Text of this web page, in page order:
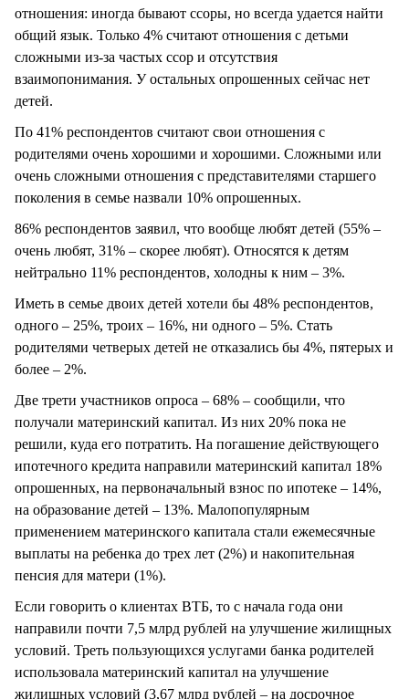
отношения: иногда бывают ссоры, но всегда удается найти
общий язык. Только 4% считают отношения с детьми
сложными из-за частых ссор и отсутствия
взаимопонимания. У остальных опрошенных сейчас нет
детей.
По 41% респондентов считают свои отношения с
родителями очень хорошими и хорошими. Сложными или
очень сложными отношения с представителями старшего
поколения в семье назвали 10% опрошенных.
86% респондентов заявил, что вообще любят детей (55% –
очень любят, 31% – скорее любят). Относятся к детям
нейтрально 11% респондентов, холодны к ним – 3%.
Иметь в семье двоих детей хотели бы 48% респондентов,
одного – 25%, троих – 16%, ни одного – 5%. Стать
родителями четверых детей не отказались бы 4%, пятерых и
более – 2%.
Две трети участников опроса – 68% – сообщили, что
получали материнский капитал. Из них 20% пока не
решили, куда его потратить. На погашение действующего
ипотечного кредита направили материнский капитал 18%
опрошенных, на первоначальный взнос по ипотеке – 14%,
на образование детей – 13%. Малопопулярным
применением материнского капитала стали ежемесячные
выплаты на ребенка до трех лет (2%) и накопительная
пенсия для матери (1%).
Если говорить о клиентах ВТБ, то с начала года они
направили почти 7,5 млрд рублей на улучшение жилищных
условий. Треть пользующихся услугами банка родителей
использовала материнский капитал на улучшение
жилищных условий (3,67 млрд рублей – на досрочное